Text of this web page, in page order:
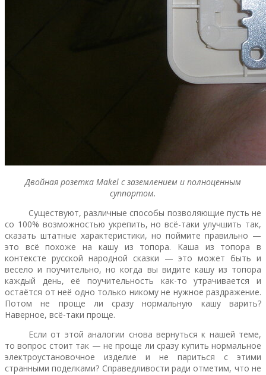
Двойная розетка Makel с заземлением и полноценным
суппортом.
Существуют, различные способы позволяющие пусть не
со 100% возможностью укрепить, но всё-таки улучшить так,
сказать штатные характеристики, но поймите правильно —
это всё похоже на кашу из топора. Каша из топора в
контексте русской народной сказки — это может быть и
весело и поучительно, но когда вы видите кашу из топора
каждый день, её поучительность как-то утрачивается и
остаётся от неё одно только никому не нужное раздражение.
Потом не проще ли сразу нормальную кашу варить?
Наверное, всё-таки проще.
Если от этой аналогии снова вернуться к нашей теме,
то вопрос стоит так — не проще ли сразу купить нормальное
электроустановочное изделие и не париться с этими
странными поделками? Справедливости ради отметим, что не